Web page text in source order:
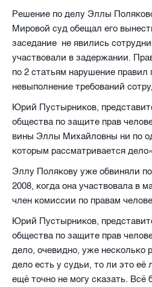
Решение по делу Эллы
Мировой суд обещал его
заседание не явились
участвовали в задержании.
по 2 статьям нарушение правил
невыполнение требований
Юрий Пустырников,
общества по защите прав
вины Эллы Михайловны ни по
которым рассматривается
Эллу Полякову уже обвиняли
2008, когда она участвовала в
член комиссии по правам
Юрий Пустырников,
общества по защите прав
дело, очевидно, уже несколько
дело есть у судьи, то ли это её
ещё точно не могу сказать. Всё